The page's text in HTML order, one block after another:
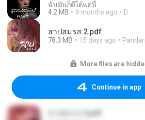
ฉันมันก็ดีได้แค่นี้
4.2 MB
9 months ago D
สาปสมรส 2.pdf
78.3 MB 15 days ago
More files are
Continue in app
สาปสมรส 4.pdf